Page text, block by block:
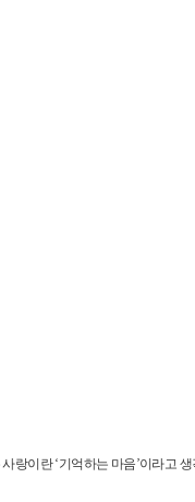
랑이란 ‘기억하는 마음’이라고